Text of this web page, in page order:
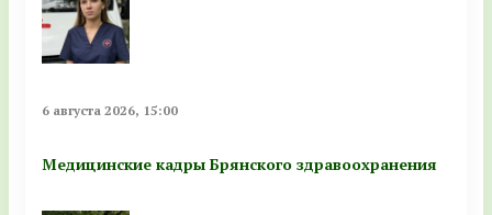
6 августа 2026, 15:00
Медицинские кадры Брянского здравоохранения